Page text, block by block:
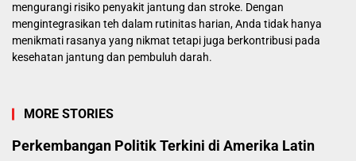
mengurangi risiko penyakit jantung dan stroke. Dengan
mengintegrasikan teh dalam rutinitas harian, Anda tidak hanya
menikmati rasanya yang nikmat tetapi juga berkontribusi pada
kesehatan jantung dan pembuluh darah.
MORE STORIES
Perkembangan Politik Terkini di Amerika Latin